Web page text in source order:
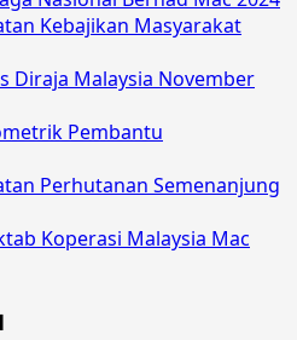
Kebajikan Masyarakat
Diraja Malaysia November
Pembantu
Perhutanan Semenanjung
Koperasi Malaysia Mac